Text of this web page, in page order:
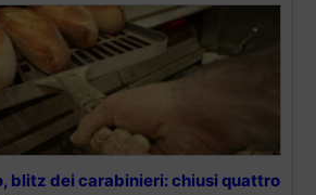
blitz dei carabinieri: chiusi quattro